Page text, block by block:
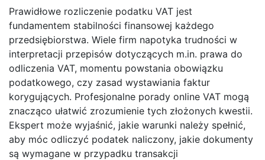
Prawidłowe rozliczenie podatku VAT jest
fundamentem stabilności finansowej każdego
przedsiębiorstwa. Wiele firm napotyka trudności w
interpretacji przepisów dotyczących m.in. prawa do
odliczenia VAT, momentu powstania obowiązku
podatkowego, czy zasad wystawiania faktur
korygujących. Profesjonalne porady online VAT mogą
znacząco ułatwić zrozumienie tych złożonych kwestii.
Ekspert może wyjaśnić, jakie warunki należy spełnić,
aby móc odliczyć podatek naliczony, jakie dokumenty
są wymagane w przypadku transakcji